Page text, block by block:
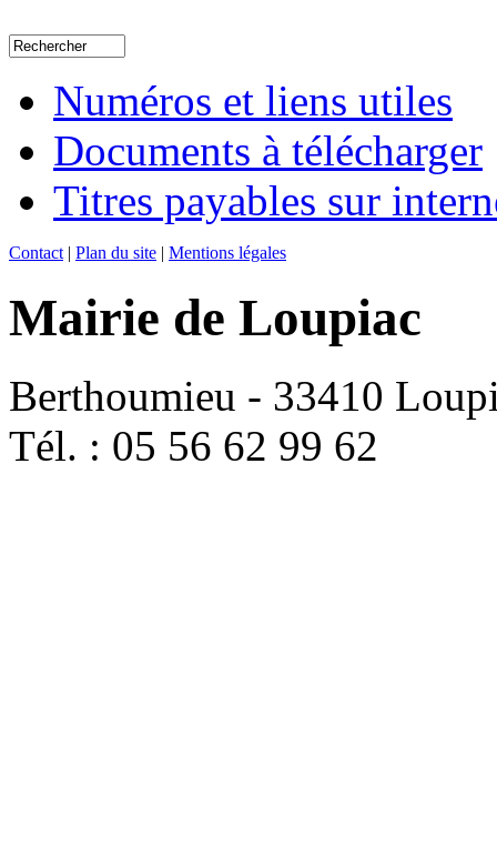
Numéros et liens utiles
Documents à télécharger
Titres payables sur
Contact | Plan du site | Mentions légales
Mairie de Loupiac
Berthoumieu - 33410
Tél. : 05 56 62 99 62